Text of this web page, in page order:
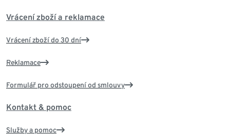
Vrácení zboží a reklamace
Vrácení zboží do 30 dní
Reklamace
Formulář pro odstoupení od smlouvy
Kontakt & pomoc
Služby a pomoc